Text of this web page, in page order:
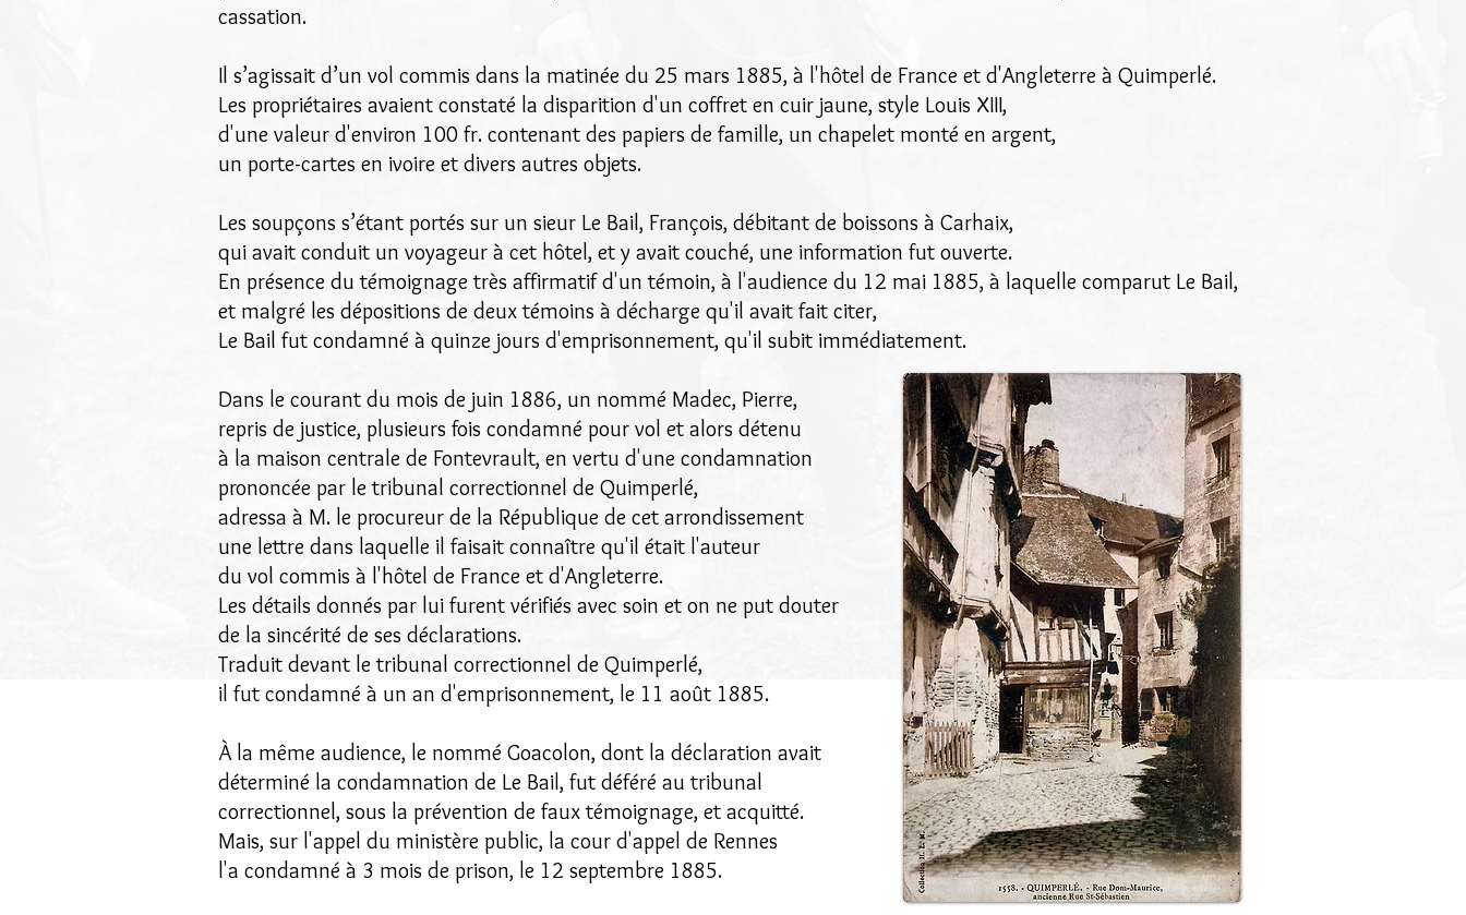
cassation.
Il s’agissait d’un vol commis dans la matinée du 25 mars 1885, à l'hôtel de France et d'Angleterre à Quimperlé.
Les propriétaires avaient constaté la disparition d'un coffret en cuir jaune, style Louis XIII,
d'une valeur d'environ 100 fr. contenant des papiers de famille, un chapelet monté en argent,
un porte-cartes en ivoire et divers autres objets.
Les soupçons s’étant portés sur un sieur Le Bail, François, débitant de boissons à Carhaix,
qui avait conduit un voyageur à cet hôtel, et y avait couché, une information fut ouverte.
En présence du témoignage très affirmatif d'un témoin, à l'audience du 12 mai 1885, à laquelle comparut Le Bail,
et malgré les dépositions de deux témoins à décharge qu'il avait fait citer,
Le Bail fut condamné à quinze jours d'emprisonnement, qu'il subit immédiatement.
Dans le courant du mois de juin 1886, un nommé Madec, Pierre,
repris de justice, plusieurs fois condamné pour vol et alors détenu
à la maison centrale de Fontevrault, en vertu d'une condamnation
prononcée par le tribunal correctionnel de Quimperlé,
adressa à M. le procureur de la République de cet arrondissement
une lettre dans laquelle il faisait connaître qu'il était l'auteur
du vol commis à l'hôtel de France et d'Angleterre.
Les détails donnés par lui furent vérifiés avec soin et on ne put douter
de la sincérité de ses déclarations.
Traduit devant le tribunal correctionnel de Quimperlé,
il fut condamné à un an d'emprisonnement, le 11 août 1885.
À la même audience, le nommé Goacolon, dont la déclaration avait
déterminé la condamnation de Le Bail, fut déféré au tribunal
correctionnel, sous la prévention de faux témoignage, et acquitté.
Mais, sur l'appel du ministère public, la cour d'appel de Rennes
l'a condamné à 3 mois de prison, le 12 septembre 1885.